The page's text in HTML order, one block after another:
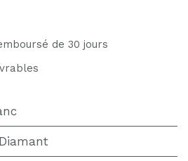
de 30 jours
Diamant